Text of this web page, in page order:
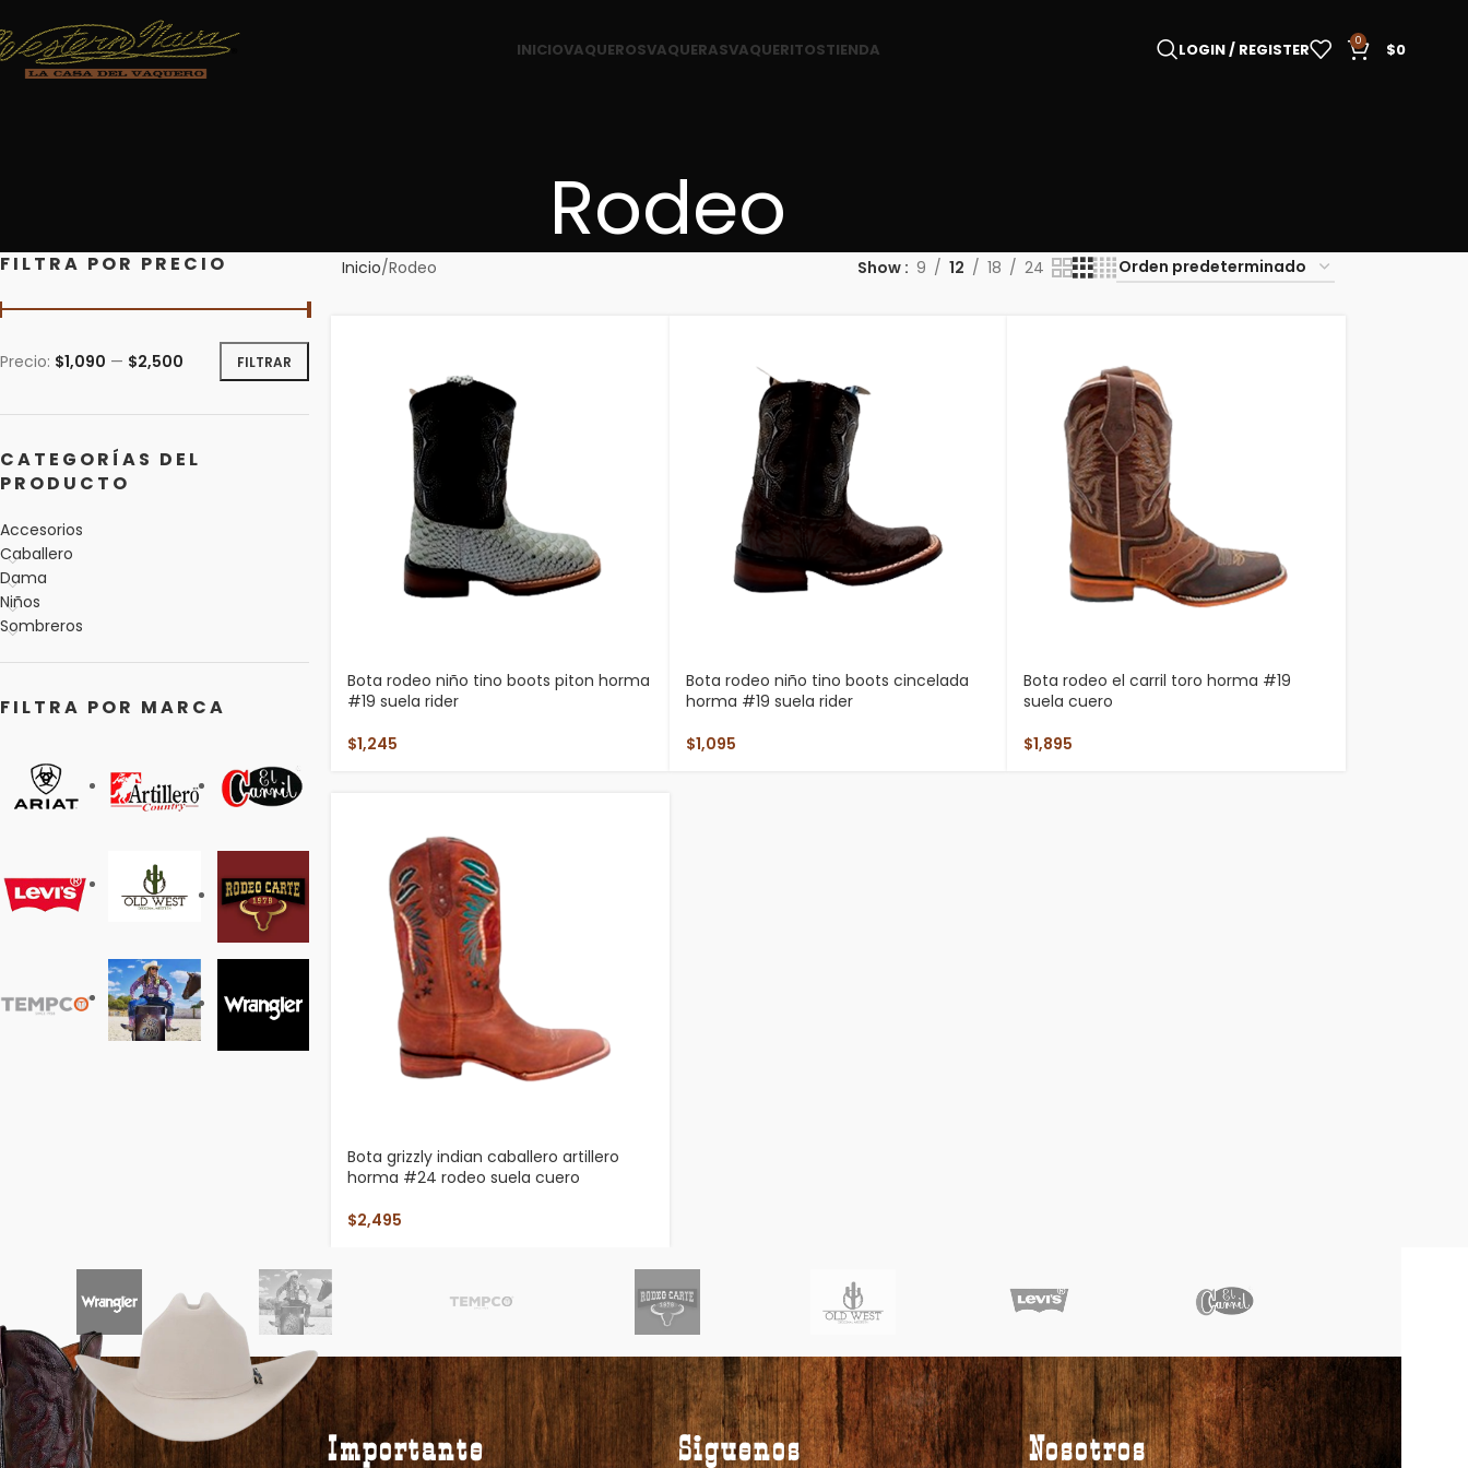
INICIOVAQUEROSVAQUERASVAQUERITOSTIENDA LOGIN / REGISTER 0 $0
Rodeo
FILTRA POR PRECIO
FILTRAR
Precio: $1,090 — $2,500
CATEGORÍAS DEL
PRODUCTO
Accesorios
Caballero
Dama
Niños
Sombreros
FILTRA POR MARCA
Inicio Rodeo Show 9 12 18 24
Bota rodeo niño tino boots piton horma
#19 suela rider
$1,245
Bota rodeo niño tino boots cincelada
horma #19 suela rider
$1,095
Bota rodeo el carril toro horma #19
suela cuero
$1,895
Bota grizzly indian caballero artillero
horma #24 rodeo suela cuero
$2,495
Importante Siguenos Nosotros